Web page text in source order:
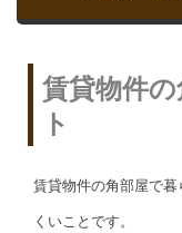
賃貸物件
ト
賃貸物件の角部屋で
くいことです。